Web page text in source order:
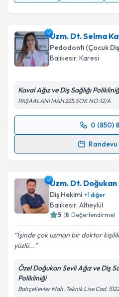
Uzm. Dt. Selma
Pedodonti (Çocuk
Balıkesir, Karesi
Kaval Ağız ve Diş Sağlığı
PAŞAALANI MAH 225.SOK NO:12/A
0 (850)
Randevu Takvimi
takvim hazırlandığında e-
E-posta Adresiniz
kapsamda işlenmesini
Uzm. Dt. Doğukan
Diş Hekimi +1diğer
Balıkesir, Altıeylül
5 (8 Değerlendirme)
İşinde çok uzman bir doktor
yüzlü...
Özel Doğukan Sevli Ağız ve Diş
Polikliniği
Bahçelievler Mah. Teknik Lise Cad.